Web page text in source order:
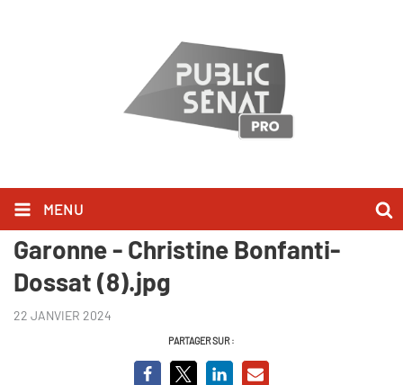
MENU
Manger c'est voter - Lot-et-
Garonne - Christine Bonfanti-
Dossat (8).jpg
22 JANVIER 2024
PARTAGER SUR :